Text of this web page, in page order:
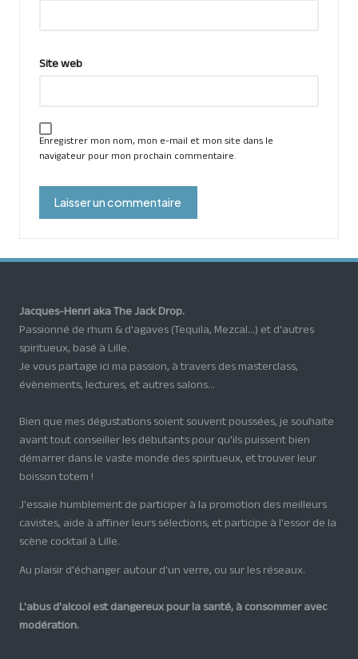
Site web
Enregistrer mon nom, mon e-mail et mon site dans le
navigateur pour mon prochain commentaire.
Jacques-Henri aka The Jack Drop.
Passionné de rhum & d'agaves (Tequila, Mezcal...) et d'autres
spiritueux, basé à Lille.
Je vous partage ici ma passion, à travers des masterclass,
évènements, lectures, et autres salons...
Bien que mes dégustations soient souvent poussées, je souhaite
avant tout conseiller les débutants pour qu'ils puissent bien
démarrer dans le vaste monde des spiritueux, et trouver leur
boisson totem !
J'essaie humblement de participer à la promotion des meilleurs
cavistes, aide à affiner leurs sélections, et participe à l'essor de la
scène cocktail à Lille.
Au plaisir d'échanger autour d'un verre, ou sur les réseaux.
L'abus d'alcool est dangereux pour la santé, à consommer avec
modération.